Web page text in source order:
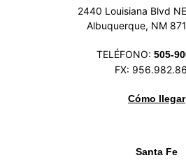
2440 Louisiana Blvd
Albuquerque, NM
TELÉFONO: 505-
FX:
Cómo llegar
Santa Fe